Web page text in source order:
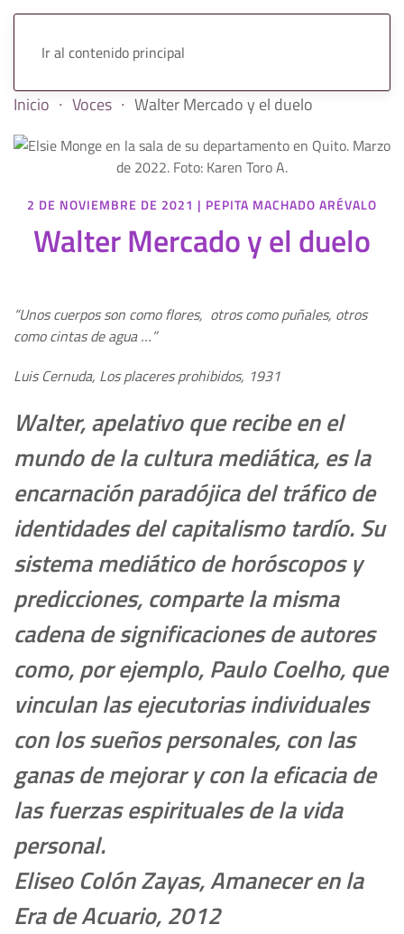
Ir al contenido principal
Inicio Voces Walter Mercado y el duelo
2 DE NOVIEMBRE DE 2021 | PEPITA MACHADO ARÉVALO
Walter Mercado y el duelo
“Unos cuerpos son como flores, otros como puñales, otros
como cintas de agua …”
Luis Cernuda, Los placeres prohibidos, 1931
Walter, apelativo que recibe en el
mundo de la cultura mediática, es la
encarnación paradójica del tráfico de
identidades del capitalismo tardío. Su
sistema mediático de horóscopos y
predicciones, comparte la misma
cadena de significaciones de autores
como, por ejemplo, Paulo Coelho, que
vinculan las ejecutorias individuales
con los sueños personales, con las
ganas de mejorar y con la eficacia de
las fuerzas espirituales de la vida
personal.
Eliseo Colón Zayas, Amanecer en la
Era de Acuario, 2012